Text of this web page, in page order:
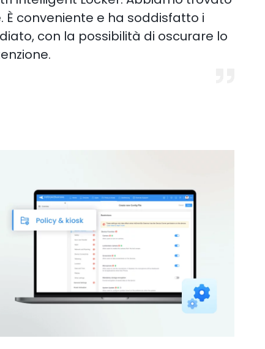
È conveniente e ha soddisfatto i
con la possibilità di oscurare lo